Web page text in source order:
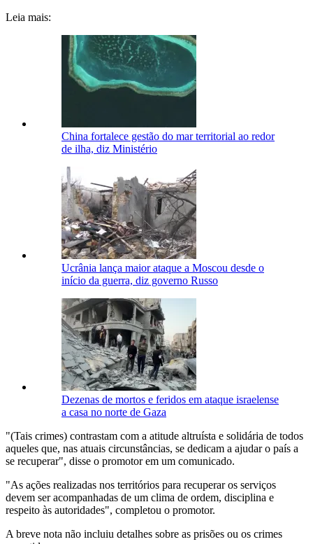
Leia mais:
China fortalece gestão do mar territorial ao redor
de ilha, diz Ministério
Ucrânia lança maior ataque a Moscou desde o
início da guerra, diz governo Russo
Dezenas de mortos e feridos em ataque israelense
a casa no norte de Gaza
"(Tais crimes) contrastam com a atitude altruísta e solidária de todos
aqueles que, nas atuais circunstâncias, se dedicam a ajudar o país a
se recuperar", disse o promotor em um comunicado.
"As ações realizadas nos territórios para recuperar os serviços
devem ser acompanhadas de um clima de ordem, disciplina e
respeito às autoridades", completou o promotor.
A breve nota não incluiu detalhes sobre as prisões ou os crimes